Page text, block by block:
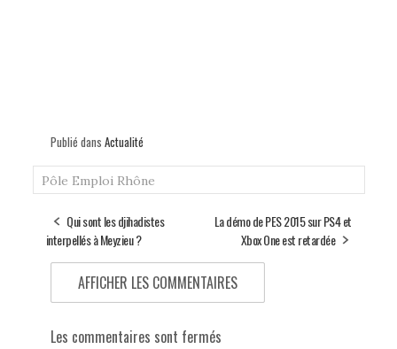
Publié dans Actualité
Pôle Emploi Rhône
Qui sont les djihadistes
interpellés à Meyzieu ?
La démo de PES 2015 sur PS4 et
Xbox One est retardée
AFFICHER LES COMMENTAIRES
Les commentaires sont fermés